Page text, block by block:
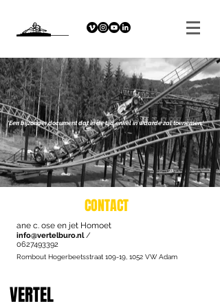
'Een bijzonder document dat in de tijd enkel in waarde zal toenemen.'
CONTACT
ane c. ose en jet Homoet
info@vertelburo.nl/
0627493392
Rombout Hogerbeetsstraat 109-19, 1052 VW Adam
VERTEL